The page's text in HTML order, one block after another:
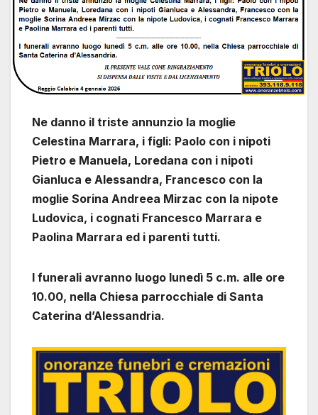
Ne danno il triste annunzio la moglie
Celestina Marrara, i figli: Paolo con i nipoti
Pietro e Manuela, Loredana con i nipoti
Gianluca e Alessandra, Francesco con la
moglie Sorina Andreea Mirzac con la nipote
Ludovica, i cognati Francesco Marrara e
Paolina Marrara ed i parenti tutti.
I funerali avranno luogo lunedì 5 c.m. alle ore
10.00, nella Chiesa parrocchiale di Santa
Caterina d’Alessandria.